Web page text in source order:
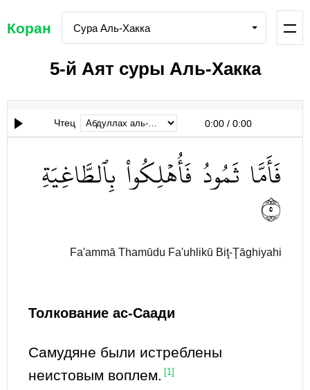
Коран Сура Аль-Хакка
5-й Аят суры Аль-Хакка
Чтец 0:00 / 0:00
فَأَمَّا ثَمُودُ فَأُهۡلِكُواْ بِٱلطَّاغِيَةِ
٥
Fa'ammā Thamūdu Fa'uhlikū Biţ-Ţāghiyahi
Толкование ас-Саади
Самудяне были истреблены
неистовым воплем.
[1]